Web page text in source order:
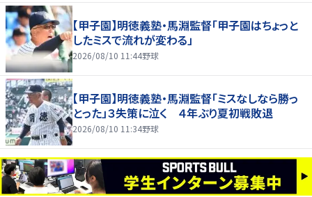
【甲子園】明徳義塾・馬淵監督「甲子園はちょっと
したミスで流れが変わる」
2026/08/10 11:44野球
【甲子園】明徳義塾・馬淵監督「ミスなしなら勝っ
とった」３失策に泣く ４年ぶり夏初戦敗退
2026/08/10 11:34野球